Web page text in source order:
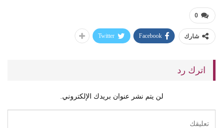
0
شارك Facebook
Twitter
اترك رد
لن يتم نشر عنوان بريدك الإلكتروني.